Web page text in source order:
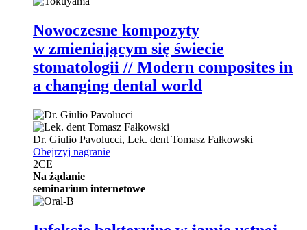
Nowoczesne kompozyty
w zmieniającym się świecie
stomatologii // Modern composites in
a changing dental world
Dr. Giulio Pavolucci, Lek. dent Tomasz Fałkowski
Obejrzyj nagranie
2CE
Na żądanie
seminarium internetowe